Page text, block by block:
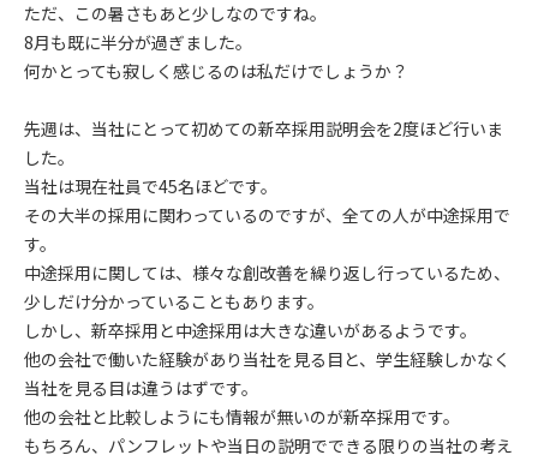
ただ、この暑さもあと少しなのですね。
8月も既に半分が過ぎました。
何かとっても寂しく感じるのは私だけでしょうか？
先週は、当社にとって初めての新卒採用説明会を2度ほど行いま
した。
当社は現在社員で45名ほどです。
その大半の採用に関わっているのですが、全ての人が中途採用で
す。
中途採用に関しては、様々な創改善を繰り返し行っているため、
少しだけ分かっていることもあります。
しかし、新卒採用と中途採用は大きな違いがあるようです。
他の会社で働いた経験があり当社を見る目と、学生経験しかなく
当社を見る目は違うはずです。
他の会社と比較しようにも情報が無いのが新卒採用です。
もちろん、パンフレットや当日の説明でできる限りの当社の考え